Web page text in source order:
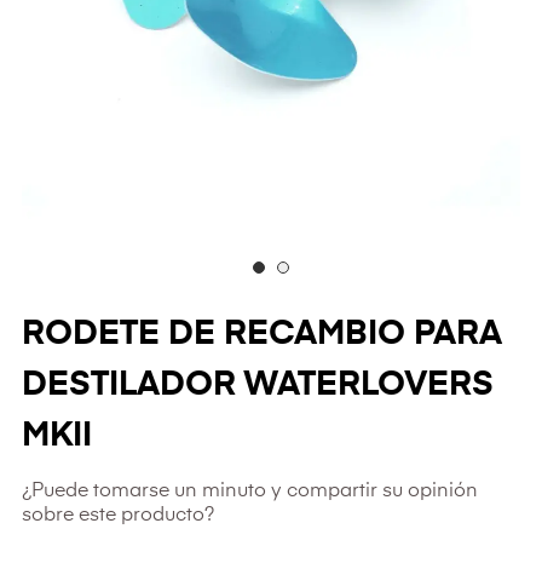
RODETE DE RECAMBIO PARA
DESTILADOR WATERLOVERS
MKII
¿Puede tomarse un minuto y compartir su opinión
sobre este producto?